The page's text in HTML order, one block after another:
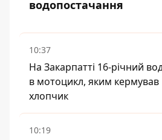
водопостачання
10:37
На Закарпатті 16-річний
в мотоцикл, яким кермував
хлопчик
10:19